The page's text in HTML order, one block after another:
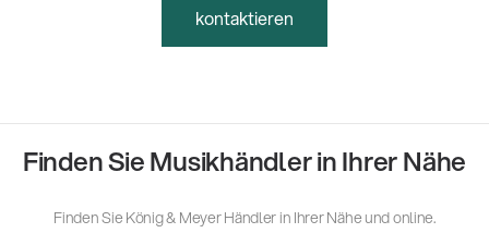
kontaktieren
Finden Sie Musikhändler in Ihrer Nähe
Finden Sie König & Meyer Händler in Ihrer Nähe und online.